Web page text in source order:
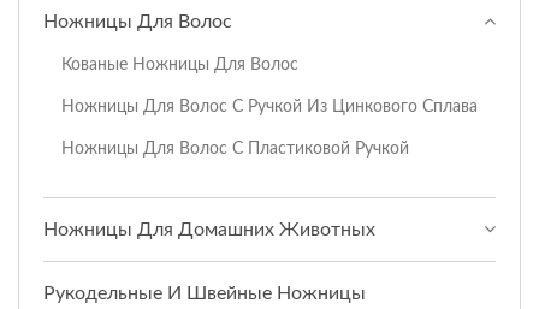
Ножницы Для Волос
Кованые Ножницы Для Волос
Ножницы Для Волос С Ручкой Из Цинкового Сплава
Ножницы Для Волос С Пластиковой Ручкой
Ножницы Для Домашних Животных
Рукодельные И Швейные Ножницы